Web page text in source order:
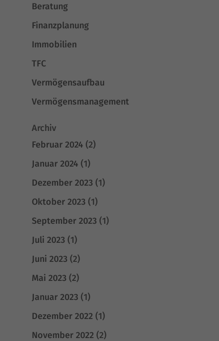
Beratung
Finanzplanung
Immobilien
TFC
Vermögensaufbau
Vermögensmanagement
Archiv
Februar 2024(2)
Januar 2024(1)
Dezember 2023 (1)
Oktober 2023 (1)
September 2023 (1)
Juli 2023 (1)
Juni 2023 (2)
Mai 2023 (2)
Januar 2023 (1)
Dezember 2022 (1)
November 2022 (2)